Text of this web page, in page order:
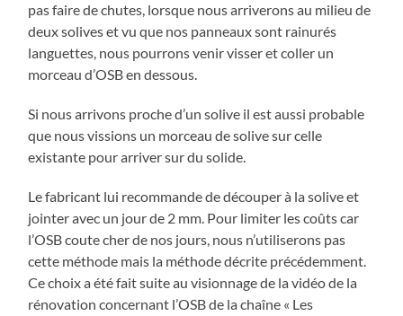
pas faire de chutes, lorsque nous arriverons au milieu de
deux solives et vu que nos panneaux sont rainurés
languettes, nous pourrons venir visser et coller un
morceau d’OSB en dessous.
Si nous arrivons proche d’un solive il est aussi probable
que nous vissions un morceau de solive sur celle
existante pour arriver sur du solide.
Le fabricant lui recommande de découper à la solive et
jointer avec un jour de 2 mm. Pour limiter les coûts car
l’OSB coute cher de nos jours, nous n’utiliserons pas
cette méthode mais la méthode décrite précédemment.
Ce choix a été fait suite au visionnage de la vidéo de la
rénovation concernant l’OSB de la chaîne « Les